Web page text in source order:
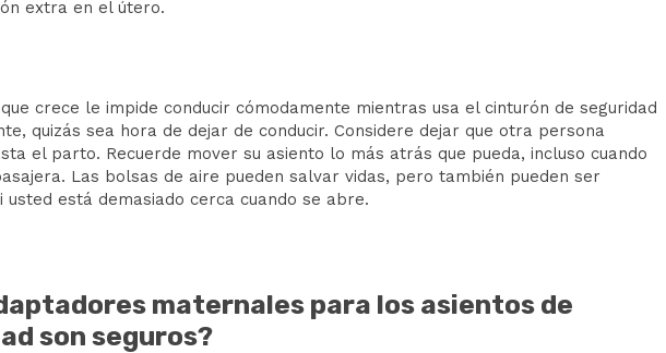
extra en el útero.
crece le impide conducir cómodamente mientras usa el cinturón de seguridad
quizás sea hora de dejar de conducir. Considere dejar que otra persona
el parto. Recuerde mover su asiento lo más atrás que pueda, incluso cuando
Las bolsas de aire pueden salvar vidas, pero también pueden ser
usted está demasiado cerca cuando se abre.
maternales para los asientos de
son seguros?